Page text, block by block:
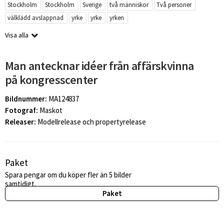
Stockholm
Stockholm Sverige två människor
Två personer
välklädd avslappnad
yrke yrke yrken
Visa alla
Man antecknar idéer från affärskvinna
på kongresscenter
Bildnummer: MA124837
Fotograf: Maskot
Releaser: Modellrelease och propertyrelease
Paket
Spara pengar om du köper fler än 5 bilder
samtidigt.
Paket